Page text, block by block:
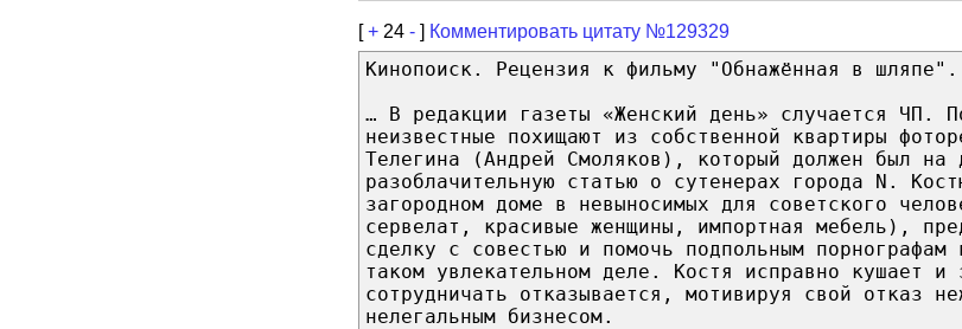
[+ 24 - ] Комментировать цитату №129329
Кинопоиск. Рецензия к фильму "Обнажённая в
… В редакции газеты «Женский день» случается ЧП.
неизвестные похищают из собственной квартиры
Телегина (Андрей Смоляков), который должен был на
разоблачительную статью о сутенерах города N.
загородном доме в невыносимых для советского
сервелат, красивые женщины, импортная мебель),
сделку с совестью и помочь подпольным
таком увлекательном деле. Костя исправно кушает и
сотрудничать отказывается, мотивируя свой отказ
нелегальным бизнесом.